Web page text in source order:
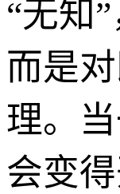
“无知
而是
理。
会变